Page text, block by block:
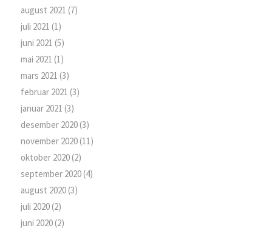
august 2021 (7)
juli 2021 (1)
juni 2021 (5)
mai 2021 (1)
mars 2021 (3)
februar 2021 (3)
januar 2021 (3)
desember 2020(3)
november 2020(11)
oktober 2020(2)
september 2020(4)
august 2020(3)
juli 2020(2)
juni 2020(2)